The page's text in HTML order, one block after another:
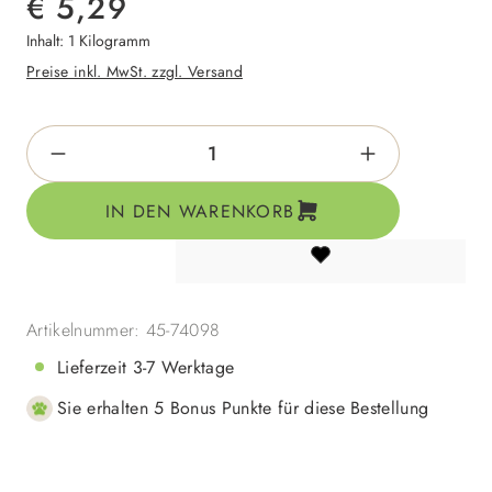
Inhalt: 1 Kilogramm
Preise inkl. MwSt. zzgl. Versand
Produkt Anzahl: Gib den gewünschten
IN DEN WARENKORB
Artikelnummer: 45-74098
Lieferzeit 3-7 Werktage
Sie erhalten 5 Bonus Punkte für diese Bestellung